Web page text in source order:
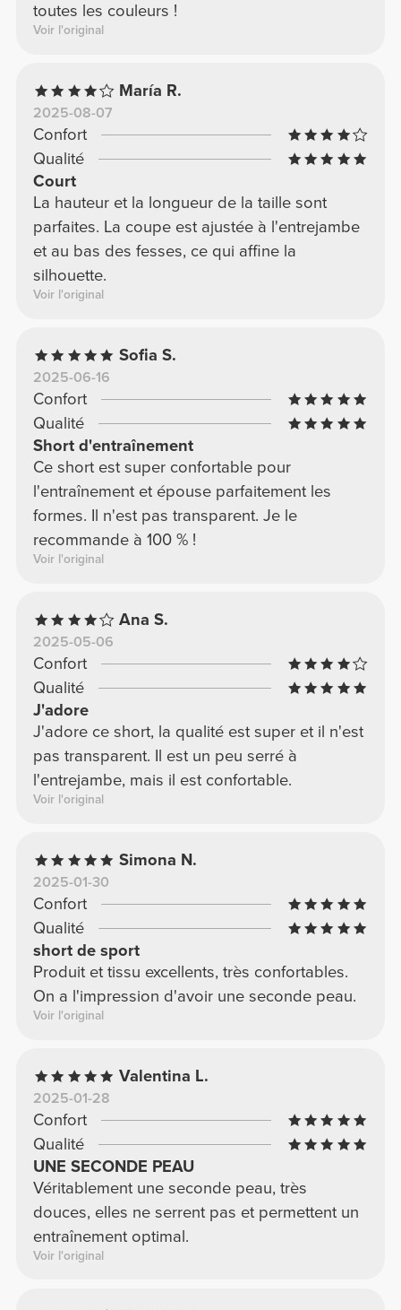
toutes les couleurs !
Voir l'original
María R.
2025-08-07
Confort
Qualité
Court
La hauteur et la longueur de la taille sont
parfaites. La coupe est ajustée à l'entrejambe
et au bas des fesses, ce qui affine la
silhouette.
Voir l'original
Sofia S.
2025-06-16
Confort
Qualité
Short d'entraînement
Ce short est super confortable pour
l'entraînement et épouse parfaitement les
formes. Il n'est pas transparent. Je le
recommande à 100 % !
Voir l'original
Ana S.
2025-05-06
Confort
Qualité
J'adore
J'adore ce short, la qualité est super et il n'est
pas transparent. Il est un peu serré à
l'entrejambe, mais il est confortable.
Voir l'original
Simona N.
2025-01-30
Confort
Qualité
short de sport
Produit et tissu excellents, très confortables.
On a l'impression d'avoir une seconde peau.
Voir l'original
Valentina L.
2025-01-28
Confort
Qualité
UNE SECONDE PEAU
Véritablement une seconde peau, très
douces, elles ne serrent pas et permettent un
entraînement optimal.
Voir l'original